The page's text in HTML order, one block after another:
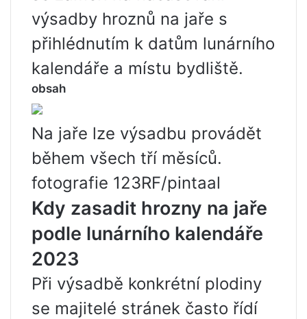
výsadby hroznů na jaře s
přihlédnutím k datům lunárního
kalendáře a místu bydliště.
obsah
Na jaře lze výsadbu provádět
během všech tří měsíců.
fotografie 123RF/pintaal
Kdy zasadit hrozny na jaře
podle lunárního kalendáře
2023
Při výsadbě konkrétní plodiny
se majitelé stránek často řídí